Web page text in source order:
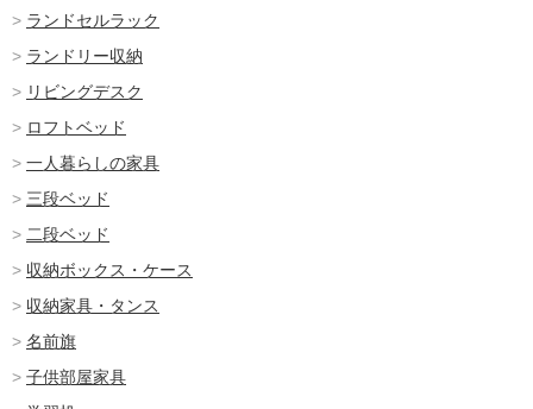
ランドセルラック
ランドリー収納
リビングデスク
ロフトベッド
一人暮らしの家具
三段ベッド
二段ベッド
収納ボックス・ケース
収納家具・タンス
名前旗
子供部屋家具